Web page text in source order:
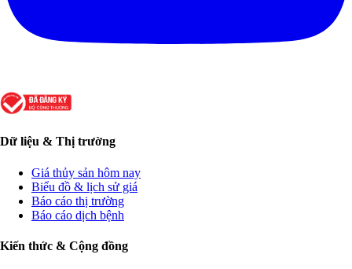
Dữ liệu & Thị trường
Giá thủy sản hôm nay
Biểu đồ & lịch sử giá
Báo cáo thị trường
Báo cáo dịch bệnh
Kiến thức & Cộng đồng